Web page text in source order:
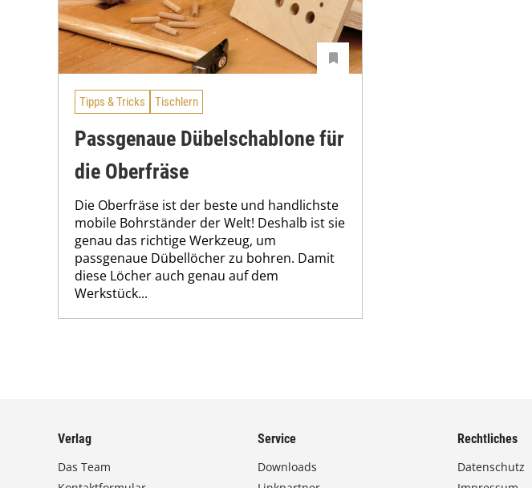
Tipps & Tricks Tischlern
Passgenaue Dübelschablone für
die Oberfräse
Die Oberfräse ist der beste und handlichste
mobile Bohrständer der Welt! Deshalb ist sie
genau das richtige Werkzeug, um
passgenaue Dübellöcher zu bohren. Damit
diese Löcher auch genau auf dem
Werkstück...
Verlag
Das Team
Service
Downloads
Rechtliches
Datenschutz